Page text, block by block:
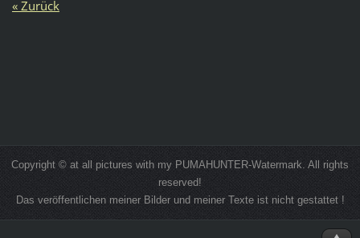
« Zurück
Copyright © at all pictures with my PUMAHUNTER-Watermark. All rights
reserved!
Das veröffentlichen meiner Bilder und meiner Texte ist nicht gestattet !